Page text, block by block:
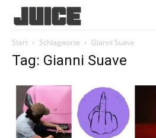
Start Schlagworte Gianni Suave
Tag: Gianni Suave